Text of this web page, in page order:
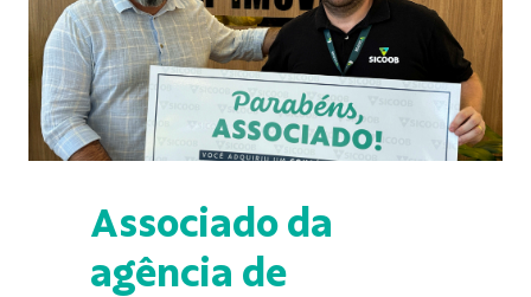
Associado da
agência de